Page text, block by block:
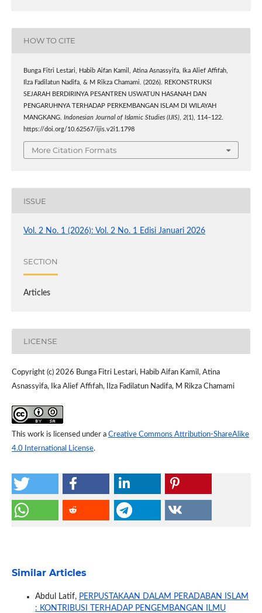
HOW TO CITE
Bunga Fitri Lestari, Habib Aifan Kamil, Atina Asnassyifa, Ika Alief Affifah,
Ilza Fadilatun Nadifa, & M Rikza Chamami. (2026). REKONSTRUKSI
SEJARAH BERDIRINYA PESANTREN USWATUN HASANAH DAN
PENGARUHNYA TERHADAP PERKEMBANGAN ISLAM DI WILAYAH
MANGKANG. Indonesian Journal of Islamic Studies (IJIS), 2(1), 114–122.
https://doi.org/10.62567/ijis.v2i1.1798
More Citation Formats
ISSUE
Vol. 2 No. 1 (2026): Vol. 2 No. 1 Edisi Januari 2026
SECTION
Articles
LICENSE
Copyright (c) 2026 Bunga Fitri Lestari, Habib Aifan Kamil, Atina
Asnassyifa, Ika Alief Affifah, Ilza Fadilatun Nadifa, M Rikza Chamami
This work is licensed under a Creative Commons Attribution-ShareAlike
4.0 International License.
Similar Articles
Abdul Latif, PERPUSTAKAAN DALAM PERADABAN ISLAM
: KONTRIBUSI TERHADAP PENGEMBANGAN ILMU